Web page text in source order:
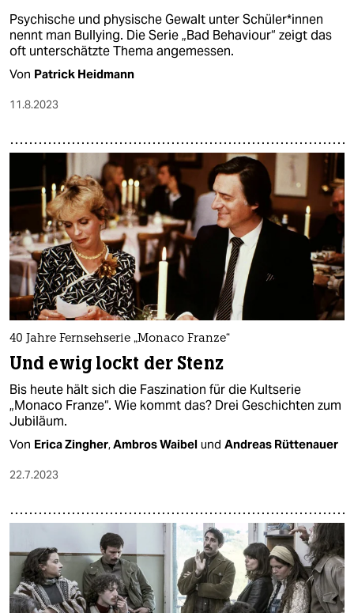
Psychische und physische Gewalt unter Schü­le­r*in­nen
nennt man Bullying. Die Serie „Bad Behaviour“ zeigt das
oft unterschätzte Thema angemessen.
Von Patrick Heidmann
11.8.2023
40 Jahre Fernsehserie „Monaco Franze“
Und ewig lockt der Stenz
Bis heute hält sich die Faszination für die Kultserie
„Monaco Franze“. Wie kommt das? Drei Geschichten zum
Jubiläum.
Von Erica Zingher,Ambros Waibel und Andreas Rüttenauer
22.7.2023